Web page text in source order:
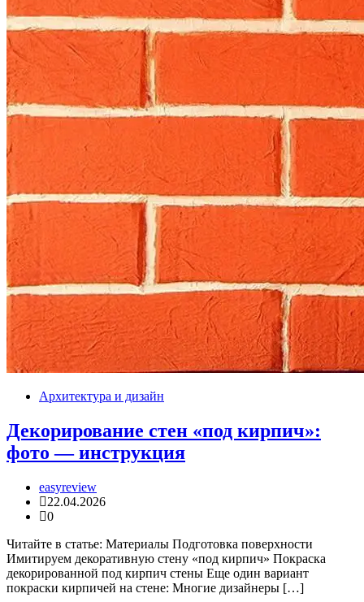
Архитектура и дизайн
Декорирование стен «под кирпич»:
фото — инструкция
easyreview
22.04.2026
0
Читайте в статье: Материалы Подготовка поверхности
Имитируем декоративную стену «под кирпич» Покраска
декорированной под кирпич стены Еще один вариант
покраски кирпичей на стене: Многие дизайнеры […]